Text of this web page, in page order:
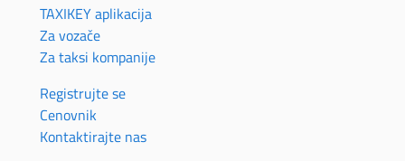
TAXIKEY aplikacija
Za vozače
Za taksi kompanije
Registrujte se
Cenovnik
Kontaktirajte nas